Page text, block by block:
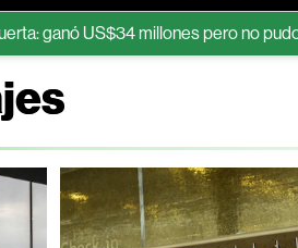
US$34 millones pero no pudo